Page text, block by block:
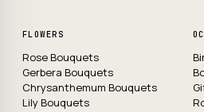
FLOWERS
Rose Bouquets
Gerbera Bouquets
Chrysanthemum Bouquets
Lily Bouquets